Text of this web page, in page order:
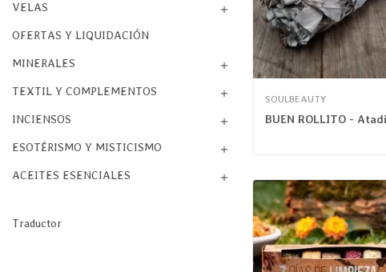
VELAS 
OFERTAS Y LIQUIDACIÓN
MINERALES 
TEXTIL Y COMPLEMENTOS 
INCIENSOS 
ESOTÉRISMO Y MISTICISMO 
ACEITES ESENCIALES 
Traductor
SOULBEAUTY